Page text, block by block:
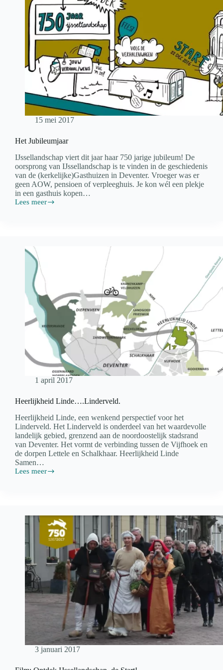
15 mei 2017
Het Jubileumjaar
IJssellandschap viert dit jaar haar 750 jarige jubileum! De
oorsprong van IJssellandschap is te vinden in de geschiedenis
van de (kerkelijke)Gasthuizen in Deventer. Vroeger was er
geen AOW, pensioen of verpleeghuis. Je kon wél een plekje
in een gasthuis kopen…
Lees meer
Het
1 april 2017
Heerlijkheid Linde….Linderveld.
Heerlijkheid Linde, een wenkend perspectief voor het
Linderveld. Het Linderveld is onderdeel van het waardevolle
landelijk gebied, grenzend aan de noordoostelijk stadsrand
van Deventer. Het vormt de verbinding tussen de Vijfhoek en
de dorpen Lettele en Schalkhaar. Heerlijkheid Linde
Samen…
Lees meer
Heerlijkheid
3 januari 2017